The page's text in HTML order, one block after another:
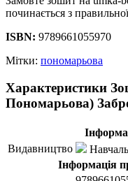
починається з
ISBN: 9789661055970
Мітки: пономарьова
Характеристики
Пономарьова)
Видавництво
Інформація